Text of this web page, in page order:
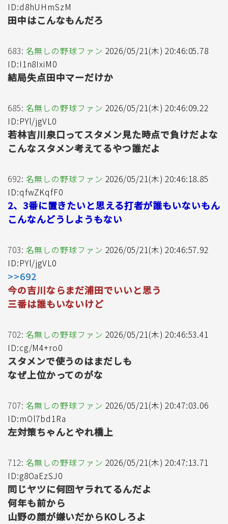
ID:d8hUHmSzM
田中はこんなもんだろ
683: 名無しの野球ファン 2026/05/21(木) 20:46:05.78
ID:I1n8IxiM0
結局失点田中マーだけか
685: 名無しの野球ファン 2026/05/21(木) 20:46:09.22
ID:PYl/jgVL0
若林吉川泉口ってスタメン見た時点で負けだよな
こんなスタメン考えてるやつ誰だよ
692: 名無しの野球ファン 2026/05/21(木) 20:46:18.85
ID:qfwZKqfF0
2、3番に置きたいと思える打者が誰もいないもん
こんなんどうしようもない
703: 名無しの野球ファン 2026/05/21(木) 20:46:57.92
ID:PYl/jgVL0
>>692
今の吉川ならまだ浦田でいいと思う
三番は誰もいないけど
702: 名無しの野球ファン 2026/05/21(木) 20:46:53.41
ID:cg/M4+ro0
スタメンで使うのはまだしも
なぜ上位かってのがな
707: 名無しの野球ファン 2026/05/21(木) 20:47:03.06
ID:mOl7bd1Ra
左対策ちゃんとやれ橋上
712: 名無しの野球ファン 2026/05/21(木) 20:47:13.71
ID:g8OaEzSJ0
同じヤツに何回ヤラれてるんだよ
何年も前から
山野の顔が嫌いだからKOしろよ